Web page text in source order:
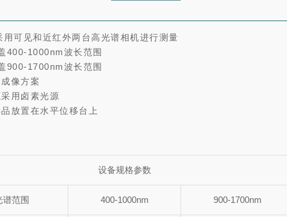
用可见和近红外两台高光谱相机进行测量
400-1000nm波长范围
900-1700nm波长范围
像方案
用卤素光源
放置在水平位移台上
设备规格参数
谱范围 400-1000nm 900-1700nm